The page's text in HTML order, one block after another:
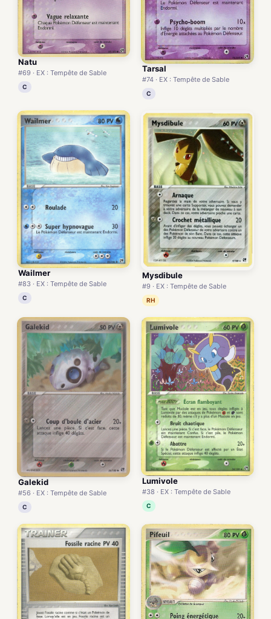
Natu
#69 · EX : Tempête de Sable
C
Tarsal
#74 · EX : Tempête de Sable
C
Wailmer
#83 · EX : Tempête de Sable
C
Mysdibule
#9 · EX : Tempête de Sable
RH
Galekid
#56 · EX : Tempête de Sable
C
Lumivole
#38 · EX : Tempête de Sable
C